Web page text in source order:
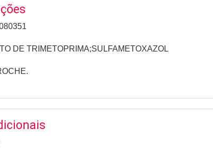
DE TRIMETOPRIMA;SULFAMETOXAZOL